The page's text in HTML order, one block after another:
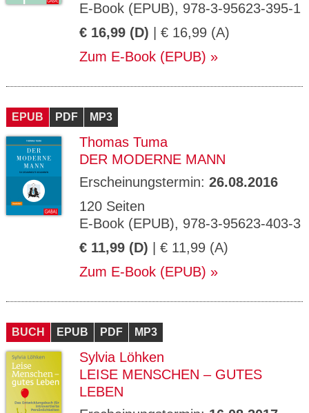
E-Book (EPUB), 978-3-95623-395-1
€ 16,99 (D) | € 16,99 (A)
Zum E-Book (EPUB)
EPUB PDF MP3
Thomas Tuma
DER MODERNE MANN
Erscheinungstermin: 26.08.2016
120 Seiten
E-Book (EPUB), 978-3-95623-403-3
€ 11,99 (D) | € 11,99 (A)
Zum E-Book (EPUB)
BUCH EPUB PDF MP3
Sylvia Löhken
LEISE MENSCHEN – GUTES
LEBEN